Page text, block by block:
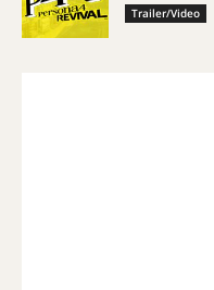
Trailer/Video